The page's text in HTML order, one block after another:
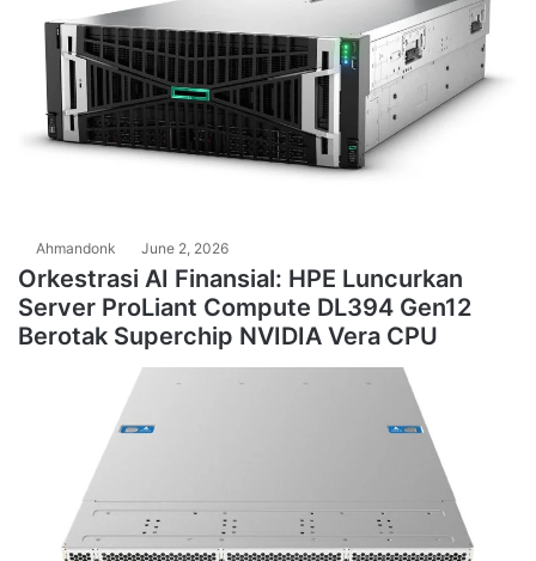
Ahmandonk June 2, 2026
Orkestrasi AI Finansial: HPE Luncurkan
Server ProLiant Compute DL394 Gen12
Berotak Superchip NVIDIA Vera CPU